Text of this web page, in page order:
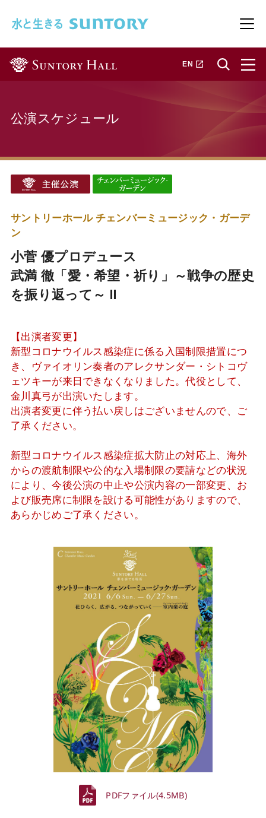
メ
EN 新しいタブで開きます
公演スケジュール
サントリーホール チェンバーミュージック・ガーデ
ン
小菅 優プロデュース
武満 徹「愛・希望・祈り」～戦争の歴史
を振り返って～ Ⅱ
【出演者変更】
新型コロナウイルス感染症に係る入国制限措置につ
き、ヴァイオリン奏者のアレクサンダー・シトコヴ
ェツキーが来日できなくなりました。代役として、
金川真弓が出演いたします。
出演者変更に伴う払い戻しはございませんので、ご
了承ください。
新型コロナウイルス感染症拡大防止の対応上、海外
からの渡航制限や公的な入場制限の要請などの状況
により、今後公演の中止や公演内容の一部変更、お
よび販売席に制限を設ける可能性がありますので、
あらかじめご了承ください。
PDFファイル(4.5MB)